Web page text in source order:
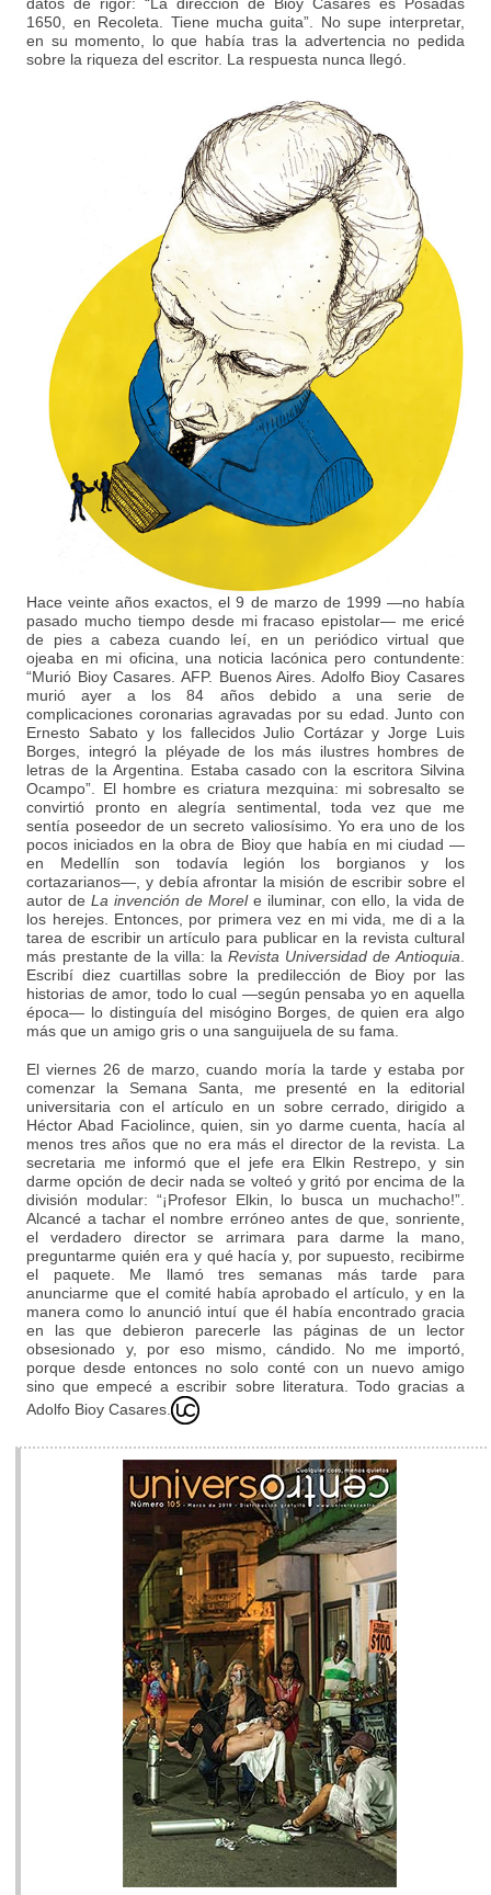
1650, en Recoleta. Tiene mucha guita”. No supe interpretar,
en su momento, lo que había tras la advertencia no pedida
sobre la riqueza del escritor. La respuesta nunca llegó.
Hace veinte años exactos, el 9 de marzo de 1999 —no había
pasado mucho tiempo desde mi fracaso epistolar— me ericé
de pies a cabeza cuando leí, en un periódico virtual que
ojeaba en mi oficina, una noticia lacónica pero contundente:
“Murió Bioy Casares. AFP. Buenos Aires. Adolfo Bioy Casares
murió ayer a los 84 años debido a una serie de
complicaciones coronarias agravadas por su edad. Junto con
Ernesto Sabato y los fallecidos Julio Cortázar y Jorge Luis
Borges, integró la pléyade de los más ilustres hombres de
letras de la Argentina. Estaba casado con la escritora Silvina
Ocampo”. El hombre es criatura mezquina: mi sobresalto se
convirtió pronto en alegría sentimental, toda vez que me
sentía poseedor de un secreto valiosísimo. Yo era uno de los
pocos iniciados en la obra de Bioy que había en mi ciudad —
en Medellín son todavía legión los borgianos y los
cortazarianos—, y debía afrontar la misión de escribir sobre el
autor deLa invención de Morele iluminar, con ello, la vida de
los herejes. Entonces, por primera vez en mi vida, me di a la
tarea de escribir un artículo para publicar en la revista cultural
más prestante de la villa: laRevista Universidad de Antioquia
Escribí diez cuartillas sobre la predilección de Bioy por las
historias de amor, todo lo cual —según pensaba yo en aquella
época— lo distinguía del misógino Borges, de quien era algo
más que un amigo gris o una sanguijuela de su fama.
El viernes 26 de marzo, cuando moría la tarde y estaba por
comenzar la Semana Santa, me presenté en la editorial
universitaria con el artículo en un sobre cerrado, dirigido a
Héctor Abad Faciolince, quien, sin yo darme cuenta, hacía al
menos tres años que no era más el director de la revista. La
secretaria me informó que el jefe era Elkin Restrepo, y sin
darme opción de decir nada se volteó y gritó por encima de la
división modular: “¡Profesor Elkin, lo busca un muchacho!”.
Alcancé a tachar el nombre erróneo antes de que, sonriente,
el verdadero director se arrimara para darme la mano,
preguntarme quién era y qué hacía y, por supuesto, recibirme
el paquete. Me llamó tres semanas más tarde para
anunciarme que el comité había aprobado el artículo, y en la
manera como lo anunció intuí que él había encontrado gracia
en las que debieron parecerle las páginas de un lector
obsesionado y, por eso mismo, cándido. No me importó,
porque desde entonces no solo conté con un nuevo amigo
sino que empecé a escribir sobre literatura. Todo gracias a
Adolfo Bioy Casares.